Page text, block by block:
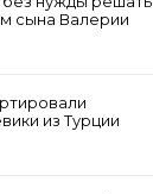
сына Валерии
из Турции